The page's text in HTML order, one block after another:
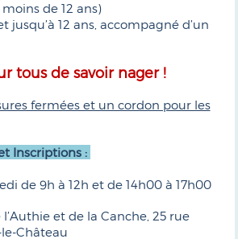
de 12 ans)
jusqu’à 12 ans, accompagné d’un
tous de savoir nager !
fermées et un cordon pour les
Inscriptions :
de 9h à 12h et de 14h00 à 17h00
l’Authie et de la Canche, 25 rue
Château